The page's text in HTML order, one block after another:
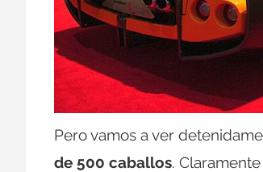
Pero vamos a ver
de 500 caballos.